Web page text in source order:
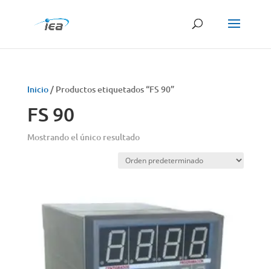
Inicio/ Productos etiquetados “FS 90”
FS 90
Mostrando el único resultado